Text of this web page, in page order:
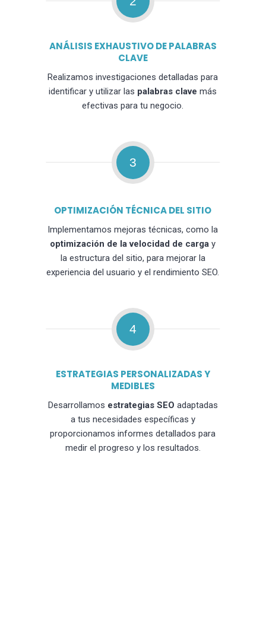
ANÁLISIS EXHAUSTIVO DE PALABRAS
CLAVE
Realizamos investigaciones detalladas para
identificar y utilizar las palabras clave más
efectivas para tu negocio.
3
OPTIMIZACIÓN TÉCNICA DEL SITIO
Implementamos mejoras técnicas, como la
optimización de la velocidad de carga y
la estructura del sitio, para mejorar la
experiencia del usuario y el rendimiento SEO.
4
ESTRATEGIAS PERSONALIZADAS Y
MEDIBLES
Desarrollamos estrategias SEO adaptadas
a tus necesidades específicas y
proporcionamos informes detallados para
medir el progreso y los resultados.